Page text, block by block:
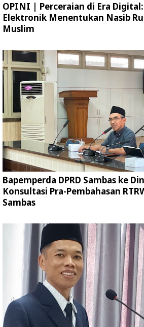
OPINI | Perceraian di Era
Elektronik Menentukan Nasib
Muslim
Bapemperda DPRD Sambas ke
Konsultasi Pra-Pembahasan
Sambas